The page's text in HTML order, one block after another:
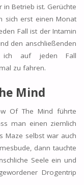
in Betrieb ist. Gerüchte
sich erst einen Monat
Fall ist der Intamin
den anschließenden
ich auf jeden Fall
zu fahren.
Mind
Of The Mind führte
man einen ziemlich
Maze selbst war auch
dann tauchte
Seele ein und
Drogentrip